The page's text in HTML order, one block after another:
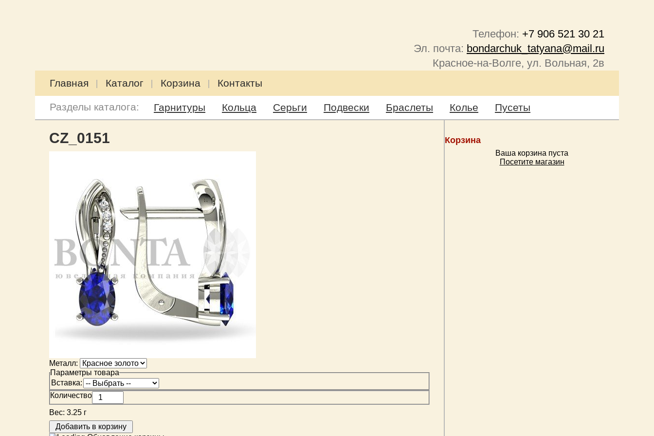
Телефон: +7 906 521 30 21
Эл. почта: bondarchuk_tatyana@mail.ru
Красное-на-Волге, ул. Вольная, 2в
Главная Каталог Корзина Контакты
Разделы каталога: Гарнитуры Кольца Серьги Подвески Браслеты Колье Пусеты
CZ_0151
Металл:
Параметры товара
Вставка:
Количество
Вес: 3.25 г
Корзина
Ваша корзина пуста
Посетите магазин